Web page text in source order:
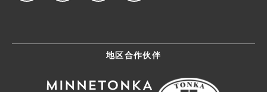
地区合作伙伴